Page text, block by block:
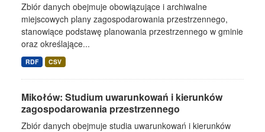
Zbiór danych obejmuje obowiązujące i archiwalne
miejscowych plany zagospodarowania przestrzennego,
stanowiące podstawę planowania przestrzennego w gminie
oraz określające...
RDF CSV
Mikołów: Studium uwarunkowań i kierunków
zagospodarowania przestrzennego
Zbiór danych obejmuje studia uwarunkowań i kierunków